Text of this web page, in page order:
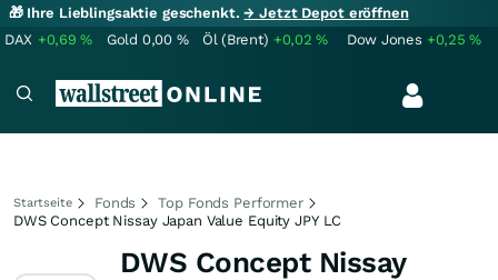
🎁 Ihre Lieblingsaktie geschenkt.→ Jetzt Depot eröffnen
DAX +0,69% Gold 0,00 % Öl (Brent) +0,02% Dow Jones +0,25%
Startseite Fonds
Top Fonds Performer
DWS Concept Nissay Japan Value Equity JPY LC
DWS Concept Nissay